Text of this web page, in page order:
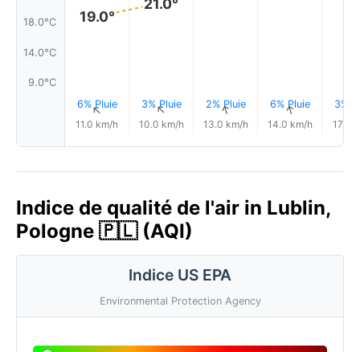
18.0°C
14.0°C
9.0°C
19.0°
6% Pluie
↑
11.0 km/h
3% Pluie
↑
10.0 km/h
2% Pluie
↑
13.0 km/h
6% Pluie
↑
14.0 km/h
3%
17.0
Indice de qualité de l'air in Lublin,
Pologne 🇵🇱 (AQI)
Indice US EPA
Environmental Protection Agency